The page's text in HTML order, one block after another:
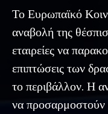
Το Ευρωπαϊκό
αναβολή της
εταιρείες να
επιπτώσεις των
το περιβάλλον. Η
να προσαρμοστούν